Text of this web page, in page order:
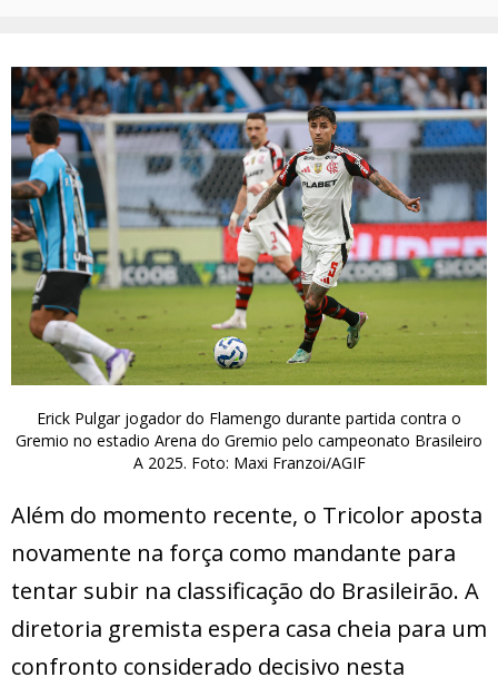
Erick Pulgar jogador do Flamengo durante partida contra o
Gremio no estadio Arena do Gremio pelo campeonato Brasileiro
A 2025. Foto: Maxi Franzoi/AGIF
Além do momento recente, o Tricolor aposta
novamente na força como mandante para
tentar subir na classificação do Brasileirão. A
diretoria gremista espera casa cheia para um
confronto considerado decisivo nesta